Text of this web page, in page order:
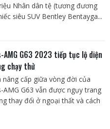
Nhân dân tệ (tương đương
siêu SUV Bentley Bentayga...
AMG G63 2023 tiếp tục lộ diện
chạy thử
nâng cấp giữa vòng đời của
AMG G63 vẫn được ngụy trang
thay đổi ở ngoại thất và cách